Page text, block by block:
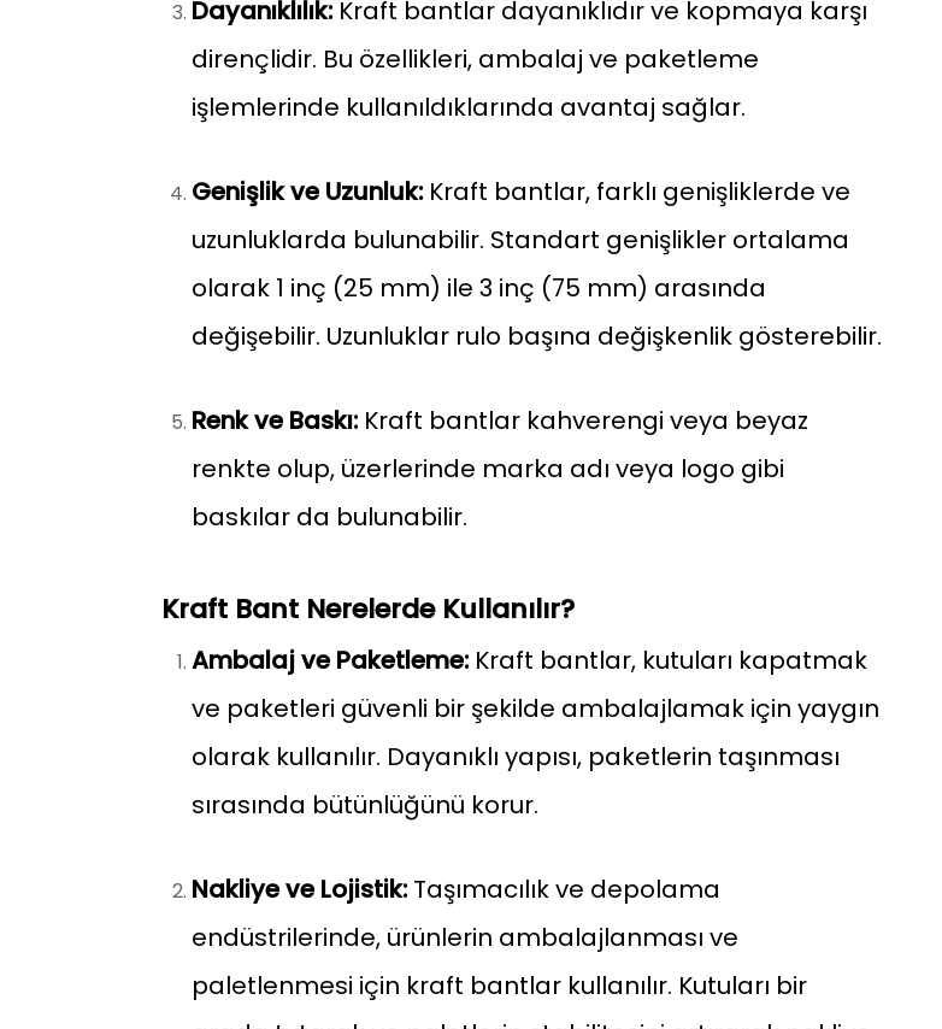
Dayanıklılık: Kraft bantlar dayanıklıdır ve kopmaya karşı
dirençlidir. Bu özellikleri, ambalaj ve paketleme
işlemlerinde kullanıldıklarında avantaj sağlar.
Genişlik ve Uzunluk: Kraft bantlar, farklı genişliklerde ve
uzunluklarda bulunabilir. Standart genişlikler ortalama
olarak 1 inç (25 mm) ile 3 inç (75 mm) arasında
değişebilir. Uzunluklar rulo başına değişkenlik gösterebilir.
Renk ve Baskı: Kraft bantlar kahverengi veya beyaz
renkte olup, üzerlerinde marka adı veya logo gibi
baskılar da bulunabilir.
Kraft Bant Nerelerde Kullanılır?
Ambalaj ve Paketleme: Kraft bantlar, kutuları kapatmak
ve paketleri güvenli bir şekilde ambalajlamak için yaygın
olarak kullanılır. Dayanıklı yapısı, paketlerin taşınması
sırasında bütünlüğünü korur.
Nakliye ve Lojistik: Taşımacılık ve depolama
endüstrilerinde, ürünlerin ambalajlanması ve
paletlenmesi için kraft bantlar kullanılır. Kutuları bir